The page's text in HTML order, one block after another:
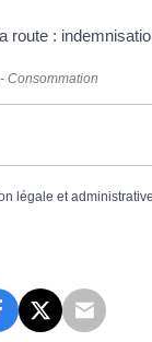
route :
Consommation
légale et administrative